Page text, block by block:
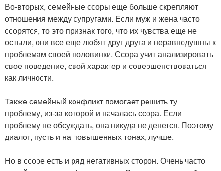
Во-вторых, семейные ссоры еще больше скрепляют
отношения между супругами. Если муж и жена часто
ссорятся, то это признак того, что их чувства еще не
остыли, они все еще любят друг друга и неравнодушны к
проблемам своей половинки. Ссора учит анализировать
свое поведение, свой характер и совершенствоваться
как личности.
Также семейный конфликт помогает решить ту
проблему, из-за которой и началась ссора. Если
проблему не обсуждать, она никуда не денется. Поэтому
диалог, пусть и на повышенных тонах, лучше.
Но в ссоре есть и ряд негативных сторон. Очень часто